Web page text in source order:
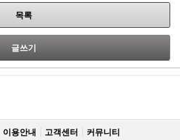
목록
글쓰기
이용안내 고객센터 커뮤니티